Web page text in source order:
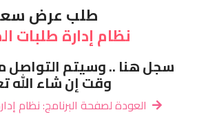
طلب عرض
نظام إدارة طلبات
سجل هنا .. وسيتم
وقت إن شاء الله
العودة لصفحة البرنامج: نظام